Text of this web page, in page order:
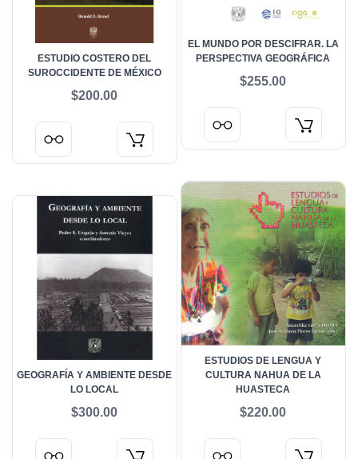
EL MUNDO POR DESCIFRAR. LA
PERSPECTIVA GEOGRÁFICA
$255.00
ESTUDIO COSTERO DEL
SUROCCIDENTE DE MÉXICO
$200.00
ESTUDIOS DE LENGUA Y
CULTURA NAHUA DE LA
HUASTECA
$220.00
GEOGRAFÍA Y AMBIENTE DESDE
LO LOCAL
$300.00